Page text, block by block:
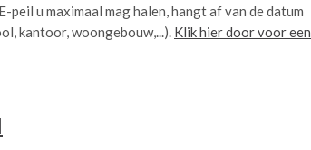
u maximaal mag halen, hangt af van de datum
kantoor, woongebouw,...). Klik hier door voor een